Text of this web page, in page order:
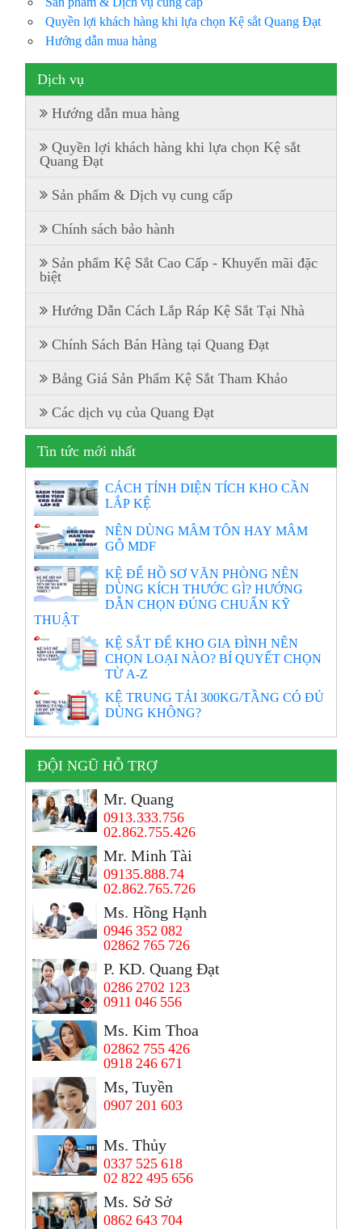
Quyền lợi khách hàng khi lựa chọn Kệ sắt Quang Đạt
Hướng dẫn mua hàng
Dịch vụ
Hướng dẫn mua hàng
Quyền lợi khách hàng khi lựa chọn Kệ sắt
Quang Đạt
Sản phẩm & Dịch vụ cung cấp
Chính sách bảo hành
Sản phẩm Kệ Sắt Cao Cấp - Khuyến mãi đặc
biệt
Hướng Dẫn Cách Lắp Ráp Kệ Sắt Tại Nhà
Chính Sách Bán Hàng tại Quang Đạt
Bảng Giá Sản Phẩm Kệ Sắt Tham Khảo
Các dịch vụ của Quang Đạt
Tin tức mới nhất
CÁCH TÍNH DIỆN TÍCH KHO CẦN
LẮP KỆ
NÊN DÙNG MÂM TÔN HAY MÂM
GỖ MDF
KỆ ĐỂ HỒ SƠ VĂN PHÒNG NÊN
DÙNG KÍCH THƯỚC GÌ? HƯỚNG
DẪN CHỌN ĐÚNG CHUẨN KỸ
THUẬT
KỆ SẮT ĐỂ KHO GIA ĐÌNH NÊN
CHỌN LOẠI NÀO? BÍ QUYẾT CHỌN
TỪ A-Z
KỆ TRUNG TẢI 300KG/TẦNG CÓ ĐỦ
DÙNG KHÔNG?
ĐỘI NGŨ HỖ TRỢ
Mr. Quang
0913.333.756
02.862.755.426
Mr. Minh Tài
09135.888.74
02.862.765.726
Ms. Hồng Hạnh
0946 352 082
02862 765 726
P. KD. Quang Đạt
0286 2702 123
0911 046 556
Ms. Kim Thoa
02862 755 426
0918 246 671
Ms, Tuyền
0907 201 603
Ms. Thủy
0337 525 618
02 822 495 656
Ms. Sở Sở
0862 643 704